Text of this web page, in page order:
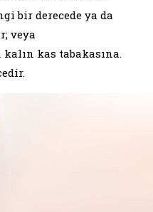
bir derecede ya da
veya
kas tabakasına.